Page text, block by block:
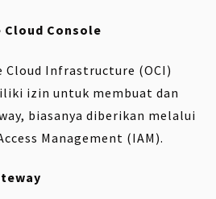
Cloud Console
Cloud Infrastructure (OCI)
izin untuk membuat dan
biasanya diberikan melalui
Management (IAM).